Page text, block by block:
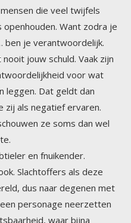
en fnuikender.
Slachtoffers als deze
dus naar degenen met
personage neerzetten
waar bijna
zeg dat met opzet zo
als je oplet zie je
Want zodra het
ander personage
wereld, het publiek
of vader, of man of
heel gevoelig is,
voorzichtig met ze